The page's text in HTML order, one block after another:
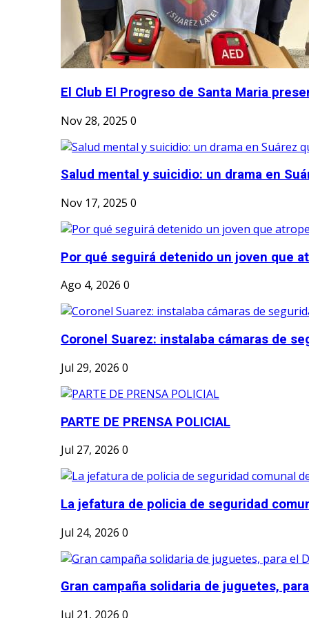
El Club El Progreso de Santa Maria
Nov 28, 2025 0
Salud mental y suicidio: un drama en
Nov 17, 2025 0
Por qué seguirá detenido un joven que
Ago 4, 2026 0
Coronel Suarez: instalaba cámaras de
Jul 29, 2026 0
PARTE DE PRENSA POLICIAL
Jul 27, 2026 0
La jefatura de policia de seguridad
Jul 24, 2026 0
Gran campaña solidaria de juguetes,
Jul 21, 2026 0